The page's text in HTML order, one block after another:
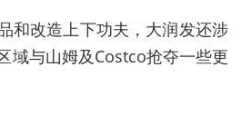
和改造上下功夫，大润发还涉
域与山姆及Costco抢夺一些更